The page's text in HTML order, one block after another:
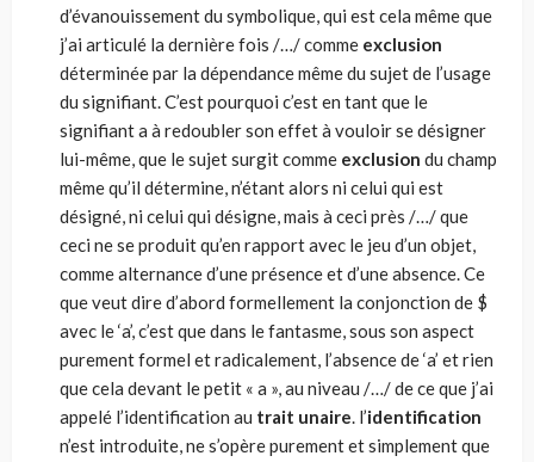
d’évanouissement du symbolique, qui est cela même que
j’ai articulé la dernière fois /…/ comme exclusion
déterminée par la dépendance même du sujet de l’usage
du signifiant. C’est pourquoi c’est en tant que le
signifiant a à redoubler son effet à vouloir se désigner
lui-même, que le sujet surgit comme exclusion du champ
même qu’il détermine, n’étant alors ni celui qui est
désigné, ni celui qui désigne, mais à ceci près /…/ que
ceci ne se produit qu’en rapport avec le jeu d’un objet,
comme alternance d’une présence et d’une absence. Ce
que veut dire d’abord formellement la conjonction de $
avec le ‘a’, c’est que dans le fantasme, sous son aspect
purement formel et radicalement, l’absence de ‘a’ et rien
que cela devant le petit « a », au niveau /…/ de ce que j’ai
appelé l’identification au trait unaire. l’identification
n’est introduite, ne s’opère purement et simplement que